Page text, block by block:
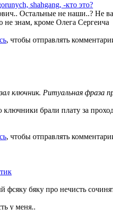
shahgang, -кто это?
Остальные не наши..? Не
не знам, кроме Олега Сергеича
, чтобы отправлять
ключник. Ритуальная фраза
брали плату за
, чтобы отправлять
бяку про нечисть
у меня..